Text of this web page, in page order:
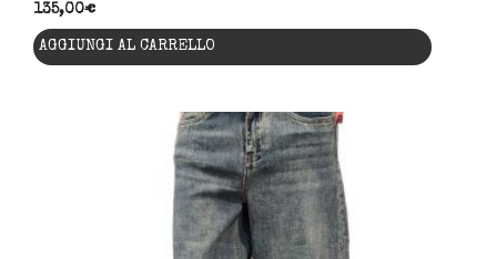
135,00€
AGGIUNGI AL CARRELLO